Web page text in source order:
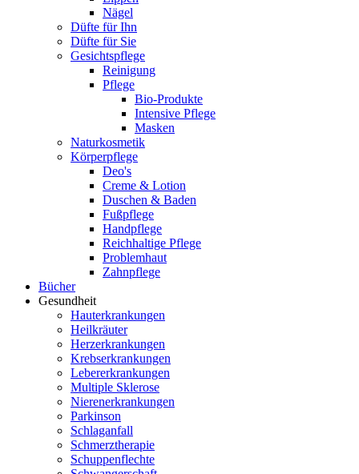
Nägel
Düfte für Ihn
Düfte für Sie
Gesichtspflege
Reinigung
Pflege
Bio-Produkte
Intensive Pflege
Masken
Naturkosmetik
Körperpflege
Deo's
Creme & Lotion
Duschen & Baden
Fußpflege
Handpflege
Reichhaltige Pflege
Problemhaut
Zahnpflege
Bücher
Gesundheit
Hauterkrankungen
Heilkräuter
Herzerkrankungen
Krebserkrankungen
Lebererkrankungen
Multiple Sklerose
Nierenerkrankungen
Parkinson
Schlaganfall
Schmerztherapie
Schuppenflechte